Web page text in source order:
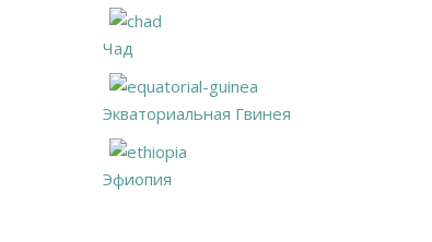
Чад
Экваториальная Гвинея
Эфиопия